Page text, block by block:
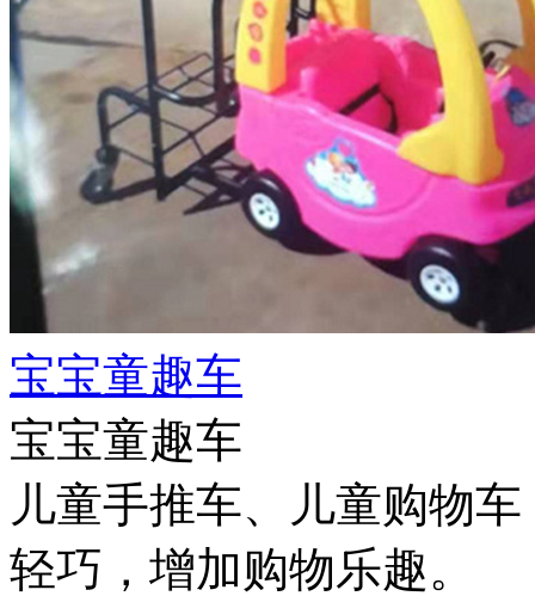
宝宝童趣车
宝宝童趣车
儿童手推车、儿童购物
轻巧，增加购物乐趣。